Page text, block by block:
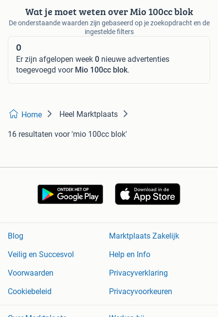
Wat je moet weten over Mio 100cc blok
De onderstaande waarden zijn gebaseerd op je zoekopdracht en de
ingestelde filters
0
Er zijn afgelopen week 0 nieuwe advertenties
toegevoegd voor Mio 100cc blok.
Home Heel Marktplaats
16 resultaten voor 'mio 100cc blok'
Blog
Marktplaats Zakelijk
Veilig en Succesvol
Help en Info
Voorwaarden
Privacyverklaring
Cookiebeleid
Privacyvoorkeuren